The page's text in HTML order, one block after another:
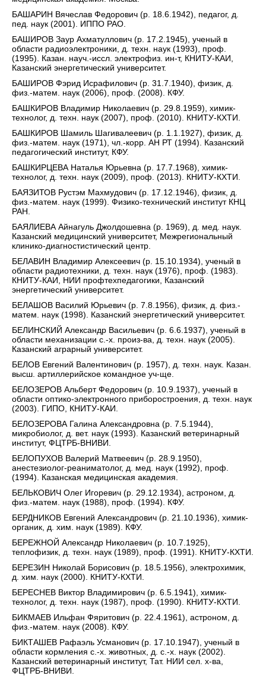
БАШАРИН Вячеслав Федорович (р. 18.6.1942), педагог, д.
пед. наук (2001). ИППО РАО.
БАШИРОВ Заур Ахматуллович (р. 17.2.1945), ученый в
области радиоэлектроники, д. техн. наук (1993), проф.
(1995). Казан. науч.-иссл. электрофиз. ин-т, КНИТУ-КАИ,
Казанский энергетический университет.
БАШИРОВ Фэрид Исрафилович (р. 31.7.1940), физик, д.
физ.-матем. наук (2006), проф. (2008). КФУ.
БАШКИРОВ Владимир Николаевич (р. 29.8.1959), химик-
технолог, д. техн. наук (2007), проф. (2010). КНИТУ-КХТИ.
БАШКИРОВ Шамиль Шагивалеевич (р. 1.1.1927), физик, д.
физ.-матем. наук (1971), чл.-корр. АН РТ (1994). Казанский
педагогический институт, КФУ.
БАШКИРЦЕВА Наталья Юрьевна (р. 17.7.1968), химик-
технолог, д. техн. наук (2009), проф. (2013). КНИТУ-КХТИ.
БАЯЗИТОВ Рустэм Махмудович (р. 17.12.1946), физик, д.
физ.-матем. наук (1999). Физико-технический институт КНЦ
РАН.
БАЯЛИЕВА Айнагуль Джолдошевна (р. 1969), д. мед. наук.
Казанский медицинский университет, Межрегиональный
клинико-диагностистический центр.
БЕЛАВИН Владимир Алексеевич (р. 15.10.1934), ученый в
области радиотехники, д. техн. наук (1976), проф. (1983).
КНИТУ-КАИ, НИИ профтехпедагогики, Казанский
энергетический университет.
БЕЛАШОВ Василий Юрьевич (р. 7.8.1956), физик, д. физ.-
матем. наук (1998). Казанский энергетический университет.
БЕЛИНСКИЙ Александр Васильевич (р. 6.6.1937), ученый в
области механизации с.-х. произ-ва, д. техн. наук (2005).
Казанский аграрный университет.
БЕЛОВ Евгений Валентинович (р. 1957), д. техн. наук. Казан.
высш. артиллерийское командное уч-ще.
БЕЛОЗЕРОВ Альберт Федорович (р. 10.9.1937), ученый в
области оптико-электронного приборостроения, д. техн. наук
(2003). ГИПО, КНИТУ-КАИ.
БЕЛОЗЕРОВА Галина Александровна (р. 7.5.1944),
микробиолог, д. вет. наук (1993). Казанский ветеринарный
институт, ФЦТРБ-ВНИВИ.
БЕЛОПУХОВ Валерий Матвеевич (р. 28.9.1950),
анестезиолог-реаниматолог, д. мед. наук (1992), проф.
(1994). Казанская медицинская академия.
БЕЛЬКОВИЧ Олег Игоревич (р. 29.12.1934), астроном, д.
физ.-матем. наук (1988), проф. (1994). КФУ.
БЕРДНИКОВ Евгений Александрович (р. 21.10.1936), химик-
органик, д. хим. наук (1989). КФУ.
БЕРЕЖНОЙ Александр Николаевич (р. 10.7.1925),
теплофизик, д. техн. наук (1989), проф. (1991). КНИТУ-КХТИ.
БЕРЕЗИН Николай Борисович (р. 18.5.1956), электрохимик,
д. хим. наук (2000). КНИТУ-КХТИ.
БЕРЕСНЕВ Виктор Владимирович (р. 6.5.1941), химик-
технолог, д. техн. наук (1987), проф. (1990). КНИТУ-КХТИ.
БИКМАЕВ Ильфан Фяритович (р. 22.4.1961), астроном, д.
физ.-матем. наук (2008). КФУ.
БИКТАШЕВ Рафаэль Усманович (р. 17.10.1947), ученый в
области кормления с.-х. животных, д. с.-х. наук (2002).
Казанский ветеринарный институт, Тат. НИИ сел. х-ва,
ФЦТРБ-ВНИВИ.